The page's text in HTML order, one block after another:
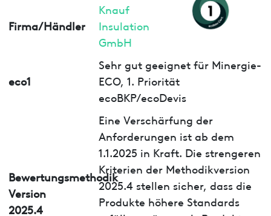
Firma/Händler
Knauf
Insulation
GmbH
eco1
Sehr gut geeignet für Minergie-
ECO, 1. Priorität
ecoBKP/ecoDevis
Bewertungsmethodik
Version
2025.4
Eine Verschärfung der
Anforderungen ist ab dem
1.1.2025 in Kraft. Die strengeren
Kriterien der Methodikversion
2025.4 stellen sicher, dass die
Produkte höhere Standards